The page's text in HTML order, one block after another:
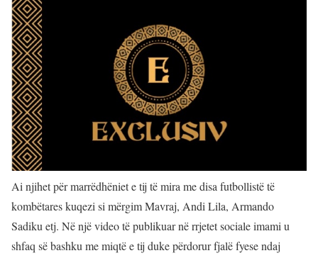
Ai njihet për marrëdhëniet e tij të mira me disa futbollistë të
kombëtares kuqezi si mërgim Mavraj, Andi Lila, Armando
Sadiku etj. Në një video të publikuar në rrjetet sociale imami u
shfaq së bashku me miqtë e tij duke përdorur fjalë fyese ndaj